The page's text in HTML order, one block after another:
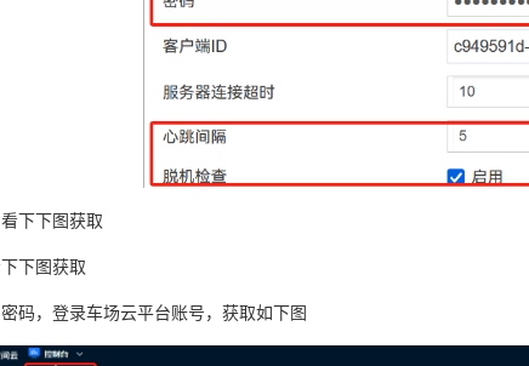
下下图获取
下图获取
码，登录车场云平台账号，获取如下图